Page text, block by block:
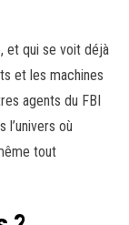
et qui se voit déjà
et les machines
agents du FBI
l’univers où
tout